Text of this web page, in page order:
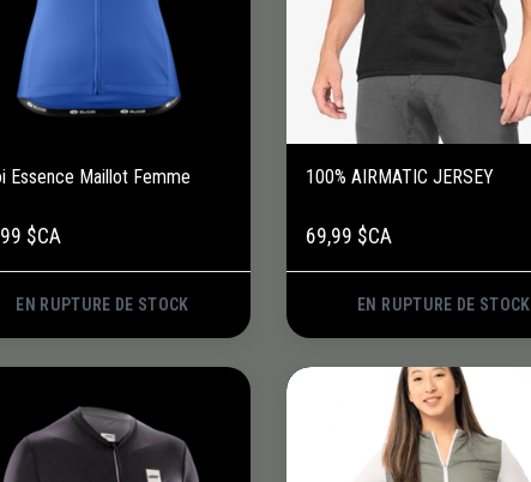
Essence Maillot Femme
$CA
EN RUPTURE DE STOCK
100% AIRMATIC JERSEY
69,99 $CA
EN RUPTURE DE STOCK